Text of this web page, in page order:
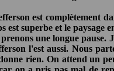
est complètement
est superbe et le paysage
une longue
l'est aussi. Nous
rien. On attend un